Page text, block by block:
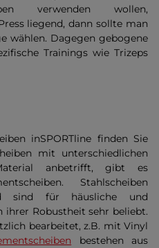
verwenden wollen,
liegend, dann sollte man
wählen. Dagegen gebogene
Trainings wie Trizeps
inSPORTline finden Sie
mit unterschiedlichen
anbetrifft, gibt es
Stahlscheiben
sind für häusliche und
ihrer Robustheit sehr beliebt.
bearbeitet, z.B. mit Vinyl
bestehen aus